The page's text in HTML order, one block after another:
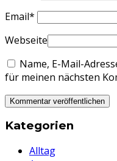
Email*
Webseite
Name, E-Mail-
für meinen nächsten
Kategorien
Alltag